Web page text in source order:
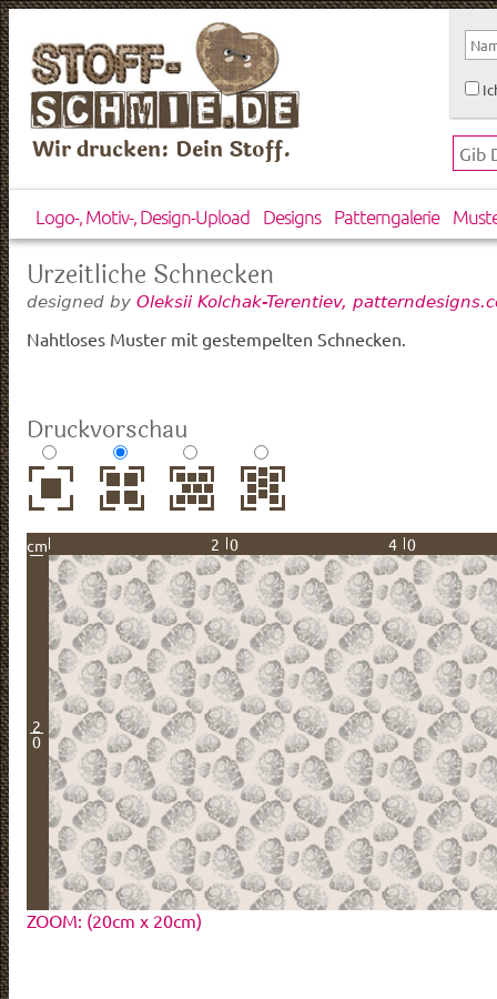
Wir drucken: Dein Stoff.
Logo-, Motiv-, Design-Upload Designs Patterngalerie
Urzeitliche Schnecken
designed by Oleksii Kolchak-Terentiev,
Nahtloses Muster mit gestempelten Schnecken.
Druckvorschau
cm 20 40
2
0
ZOOM: (20cm x 20cm)